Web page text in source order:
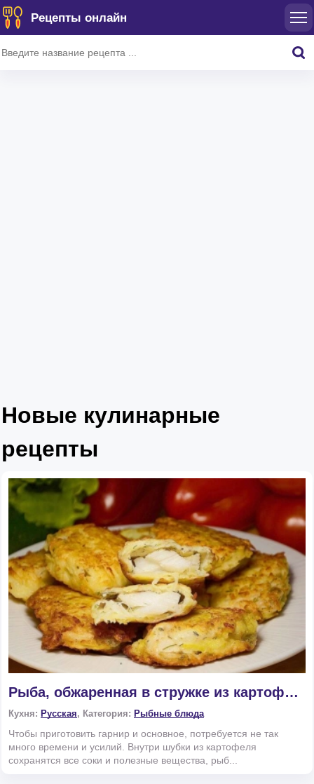
Рецепты онлайн
Новые кулинарные
рецепты
Рыба, обжаренная в стружке из картофеля
Кухня: Русская, Категория: Рыбные блюда
Чтобы приготовить гарнир и основное, потребуется не так
много времени и усилий. Внутри шубки из картофеля
сохранятся все соки и полезные вещества, рыб...